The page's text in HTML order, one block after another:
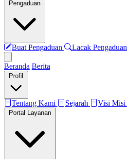
Pengaduan
Buat Pengaduan Lacak Pengaduan
Beranda Berita
Profil
Tentang Kami Sejarah Visi Misi
Portal Layanan